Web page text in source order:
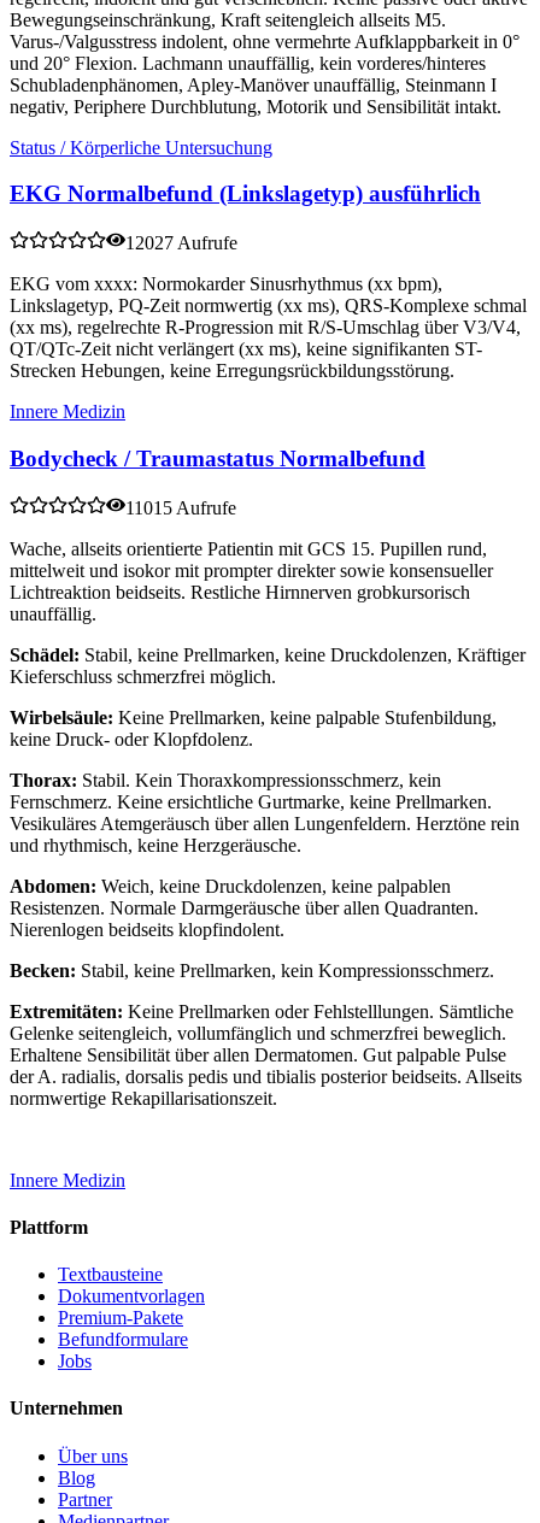
Bewegungseinschränkung, Kraft seitengleich allseits M5.
Varus-/Valgusstress indolent, ohne vermehrte Aufklappbarkeit in 0°
und 20° Flexion. Lachmann unauffällig, kein vorderes/hinteres
Schubladenphänomen, Apley-Manöver unauffällig, Steinmann I
negativ, Periphere Durchblutung, Motorik und Sensibilität intakt.
Status / Körperliche Untersuchung
EKG Normalbefund (Linkslagetyp) ausführlich
12027 Aufrufe
EKG vom xxxx: Normokarder Sinusrhythmus (xx bpm),
Linkslagetyp, PQ-Zeit normwertig (xx ms), QRS-Komplexe schmal
(xx ms), regelrechte R-Progression mit R/S-Umschlag über V3/V4,
QT/QTc-Zeit nicht verlängert (xx ms), keine signifikanten ST-
Strecken Hebungen, keine Erregungsrückbildungsstörung.
Innere Medizin
Bodycheck / Traumastatus Normalbefund
11015 Aufrufe
Wache, allseits orientierte Patientin mit GCS 15. Pupillen rund,
mittelweit und isokor mit prompter direkter sowie konsensueller
Lichtreaktion beidseits. Restliche Hirnnerven grobkursorisch
unauffällig.
Schädel: Stabil, keine Prellmarken, keine Druckdolenzen, Kräftiger
Kieferschluss schmerzfrei möglich.
Wirbelsäule: Keine Prellmarken, keine palpable Stufenbildung,
keine Druck- oder Klopfdolenz.
Thorax: Stabil. Kein Thoraxkompressionsschmerz, kein
Fernschmerz. Keine ersichtliche Gurtmarke, keine Prellmarken.
Vesikuläres Atemgeräusch über allen Lungenfeldern. Herztöne rein
und rhythmisch, keine Herzgeräusche.
Abdomen: Weich, keine Druckdolenzen, keine palpablen
Resistenzen. Normale Darmgeräusche über allen Quadranten.
Nierenlogen beidseits klopfindolent.
Becken: Stabil, keine Prellmarken, kein Kompressionsschmerz.
Extremitäten: Keine Prellmarken oder Fehlstelllungen. Sämtliche
Gelenke seitengleich, vollumfänglich und schmerzfrei beweglich.
Erhaltene Sensibilität über allen Dermatomen. Gut palpable Pulse
der A. radialis, dorsalis pedis und tibialis posterior beidseits. Allseits
normwertige Rekapillarisationszeit.
Innere Medizin
Plattform
Textbausteine
Dokumentvorlagen
Premium-Pakete
Befundformulare
Jobs
Unternehmen
Über uns
Blog
Partner